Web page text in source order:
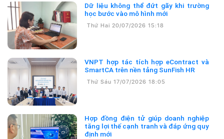
Dữ liệu không thể đứt gãy khi trường
học bước vào mô hình mới
Thứ Hai 20/07/2026 15:18
VNPT hợp tác tích hợp eContract và
SmartCA trên nền tảng SunFish HR
Thứ Sáu 17/07/2026 18:05
Hợp đồng điện tử giúp doanh nghiệp
tăng lợi thế cạnh tranh và đáp ứng quy
định mới